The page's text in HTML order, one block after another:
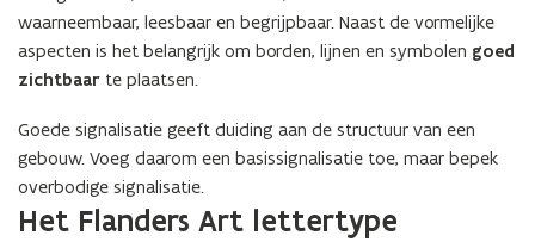
waarneembaar, leesbaar en begrijpbaar. Naast de vormelijke
aspecten is het belangrijk om borden, lijnen en symbolen goed
zichtbaar te plaatsen.
Goede signalisatie geeft duiding aan de structuur van een
gebouw. Voeg daarom een basissignalisatie toe, maar bepek
overbodige signalisatie.
Het Flanders Art lettertype